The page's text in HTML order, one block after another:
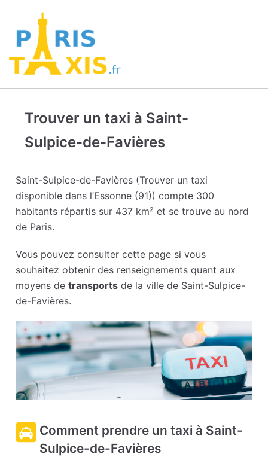
Trouver un taxi à Saint-
Sulpice-de-Favières
Saint-Sulpice-de-Favières (Trouver un taxi
disponible dans l’Essonne (91)) compte 300
habitants répartis sur 437 km² et se trouve au nord
de Paris.
Vous pouvez consulter cette page si vous
souhaitez obtenir des renseignements quant aux
moyens detransports de la ville de Saint-Sulpice-
de-Favières.
Comment prendre un taxi à Saint-
Sulpice-de-Favières